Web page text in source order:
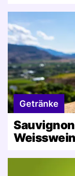
Getränke